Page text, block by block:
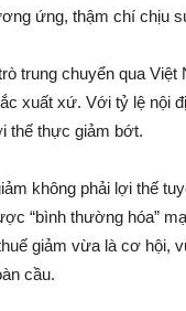
ứng, thậm chí chịu
trung chuyển qua
xuất xứ. Với tỷ lệ nội
thế thực giảm bớt.
không phải lợi thế
“bình thường hóa”
giảm vừa là cơ hội,
cầu.